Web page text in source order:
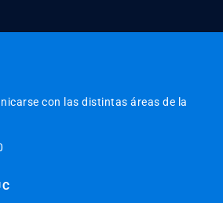
con las distintas áreas de la